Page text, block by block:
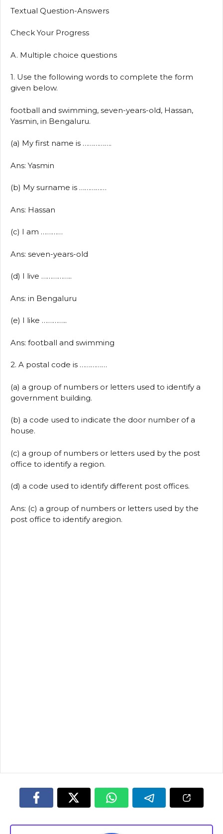
Textual Question-Answers
Check Your Progress
A. Multiple choice questions
1. Use the following words to complete the form
given below.
football and swimming, seven-years-old, Hassan,
Yasmin, in Bengaluru.
(a) My first name is …………….
Ans: Yasmin
(b) My surname is ……………
Ans: Hassan
(c) I am …………
Ans: seven-years-old
(d) I live ……………..
Ans: in Bengaluru
(e) I like …………..
Ans: football and swimming
2. A postal code is ……………
(a) a group of numbers or letters used to identify a
government building.
(b) a code used to indicate the door number of a
house.
(c) a group of numbers or letters used by the post
office to identify a region.
(d) a code used to identify different post offices.
Ans: (c) a group of numbers or letters used by the
post office to identify aregion.